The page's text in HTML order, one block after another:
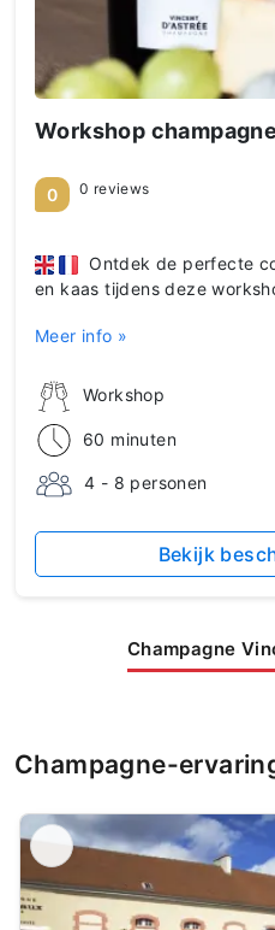
Workshop
Workshop
60 minuten
4 - 8 personen
Ontdek de perfecte
en kaas tijdens deze
Meer info »
0 0 reviews
Bekijk
Champagne
Champagne-